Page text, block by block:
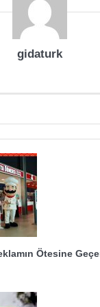
gidaturk
Ötesine